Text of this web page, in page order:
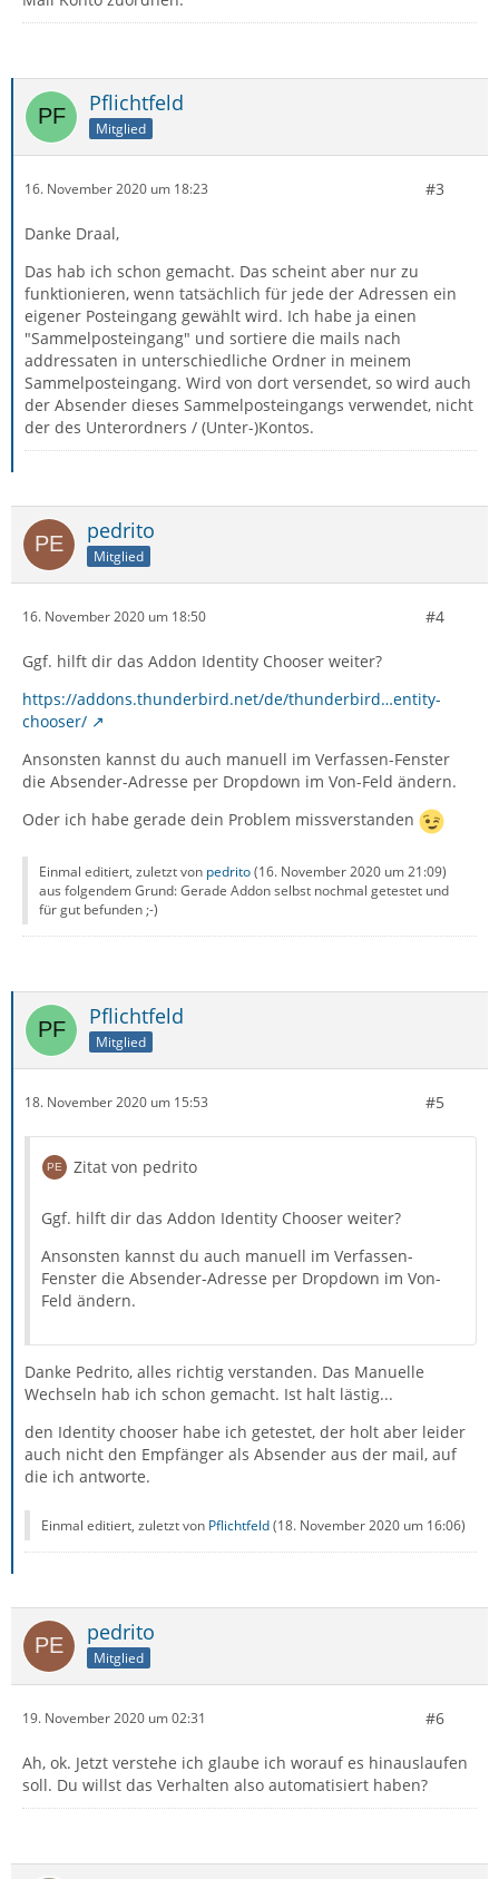
Pflichtfeld
Mitglied
16. November 2020 um 18:23 #3
Danke Draal,
Das hab ich schon gemacht. Das scheint aber nur zu
funktionieren, wenn tatsächlich für jede der Adressen ein
eigener Posteingang gewählt wird. Ich habe ja einen
"Sammelposteingang" und sortiere die mails nach
addressaten in unterschiedliche Ordner in meinem
Sammelposteingang. Wird von dort versendet, so wird auch
der Absender dieses Sammelposteingangs verwendet, nicht
der des Unterordners / (Unter-)Kontos.
pedrito
Mitglied
16. November 2020 um 18:50 #4
Ggf. hilft dir das Addon Identity Chooser weiter?
https://addons.thunderbird.net/de/thunderbird…entity-
chooser/
Ansonsten kannst du auch manuell im Verfassen-Fenster
die Absender-Adresse per Dropdown im Von-Feld ändern.
Oder ich habe gerade dein Problem missverstanden
Einmal editiert, zuletzt von pedrito(16. November 2020 um 21:09)
aus folgendem Grund: Gerade Addon selbst nochmal getestet und
für gut befunden ;-)
Pflichtfeld
Mitglied
18. November 2020 um 15:53 #5
Zitat von pedrito
Ggf. hilft dir das Addon Identity Chooser weiter?
Ansonsten kannst du auch manuell im Verfassen-
Fenster die Absender-Adresse per Dropdown im Von-
Feld ändern.
Danke Pedrito, alles richtig verstanden. Das Manuelle
Wechseln hab ich schon gemacht. Ist halt lästig...
den Identity chooser habe ich getestet, der holt aber leider
auch nicht den Empfänger als Absender aus der mail, auf
die ich antworte.
Einmal editiert, zuletzt von Pflichtfeld(18. November 2020 um 16:06)
pedrito
Mitglied
19. November 2020 um 02:31 #6
Ah, ok. Jetzt verstehe ich glaube ich worauf es hinauslaufen
soll. Du willst das Verhalten also automatisiert haben?